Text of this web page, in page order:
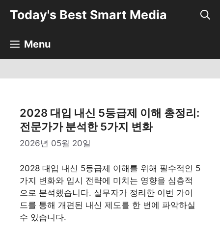
뛰
Today's Best Smart Media
Menu
2028 대입 내신 5등급제 이해 총정리:
전문가가 분석한 5가지 변화
2026년 05월 20일
2028 대입 내신 5등급제 이해를 위해 필수적인 5
가지 변화와 입시 전략에 미치는 영향을 심층적
으로 분석했습니다. 실무자가 정리한 이번 가이
드를 통해 개편된 내신 제도를 한 번에 파악하실
수 있습니다.